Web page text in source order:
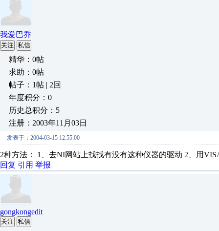
我爱巴乔
关注 私信
精华：0帖
求助：0帖
帖子：1帖 | 2回
年度积分：0
历史总积分：5
注册：2003年11月03日
发表于：2004-03-15 12:55:00
2种方法： 1、去NI网站上找找有没有这种仪器的驱动 2、用
回复 引用 举报
gongkongedit
关注 私信